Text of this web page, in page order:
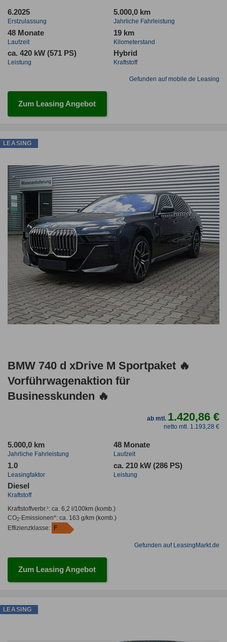
6.2025
Erstzulassung
5.000,0 km
Jahrliche Fahrleistung
48 Monate
Laufzeit
19 km
Kilometerstand
ca. 420 kW (571 PS)
Leistung
Hybrid
Kraftstoff
Gefunden auf mobile.de Leasing
Zum Leasing Angebot
BMW 740 d xDrive M Sportpaket 🔥
Vorführwagenaktion für
Businesskunden 🔥
ab mtl. 1.420,86 €
netto mtl. 1.193,28 €
5.000,0 km
Jahrliche Fahrleistung
48 Monate
Laufzeit
1.0
Leasingfaktor
ca. 210 kW (286 PS)
Leistung
Diesel
Kraftstoff
Kraftstoffverbr.¹: ca. 6,2 l/100km(komb.)
CO2-Emissionen*: ca. 163 g/km(komb.)
Effizienzklasse: F
Gefunden auf LeasingMarkt.de
Zum Leasing Angebot
LEASING
LEASING